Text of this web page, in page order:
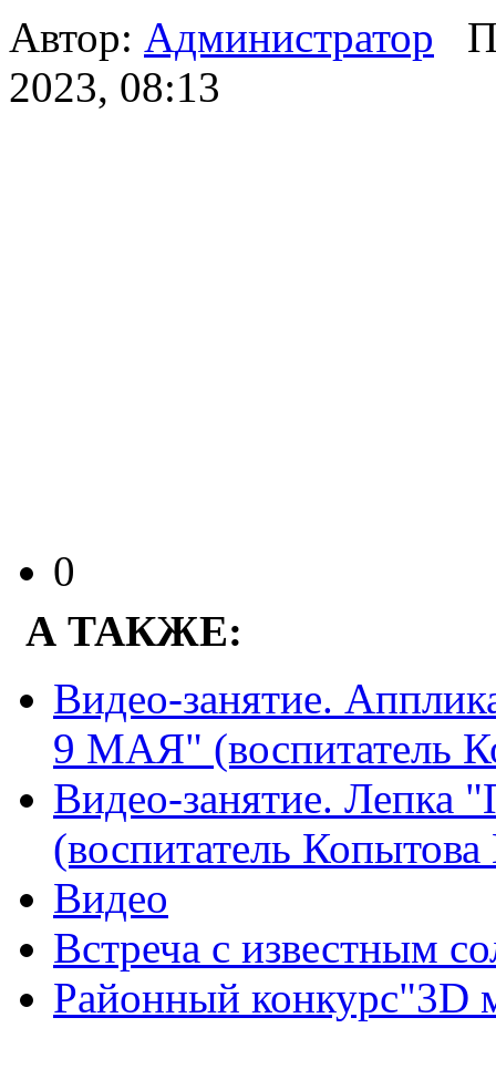
Автор: Администратор
2023, 08:13
0
А ТАКЖЕ:
Видео-занятие.
9 МАЯ" (воспитатель
Видео-занятие.
(воспитатель
Видео
Встреча с известным
Районный конкурс"3D